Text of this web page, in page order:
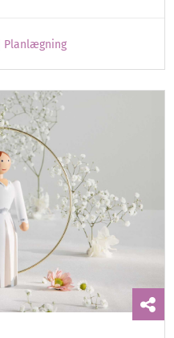
Planlægning